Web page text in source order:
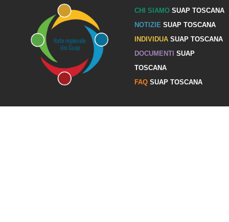
CHI SIAMOSUAP TOSCANA
NOTIZIE SUAP TOSCANA
INDIVIDUASUAP TOSCANA
DOCUMENTI SUAP
TOSCANA
FAQSUAP TOSCANA